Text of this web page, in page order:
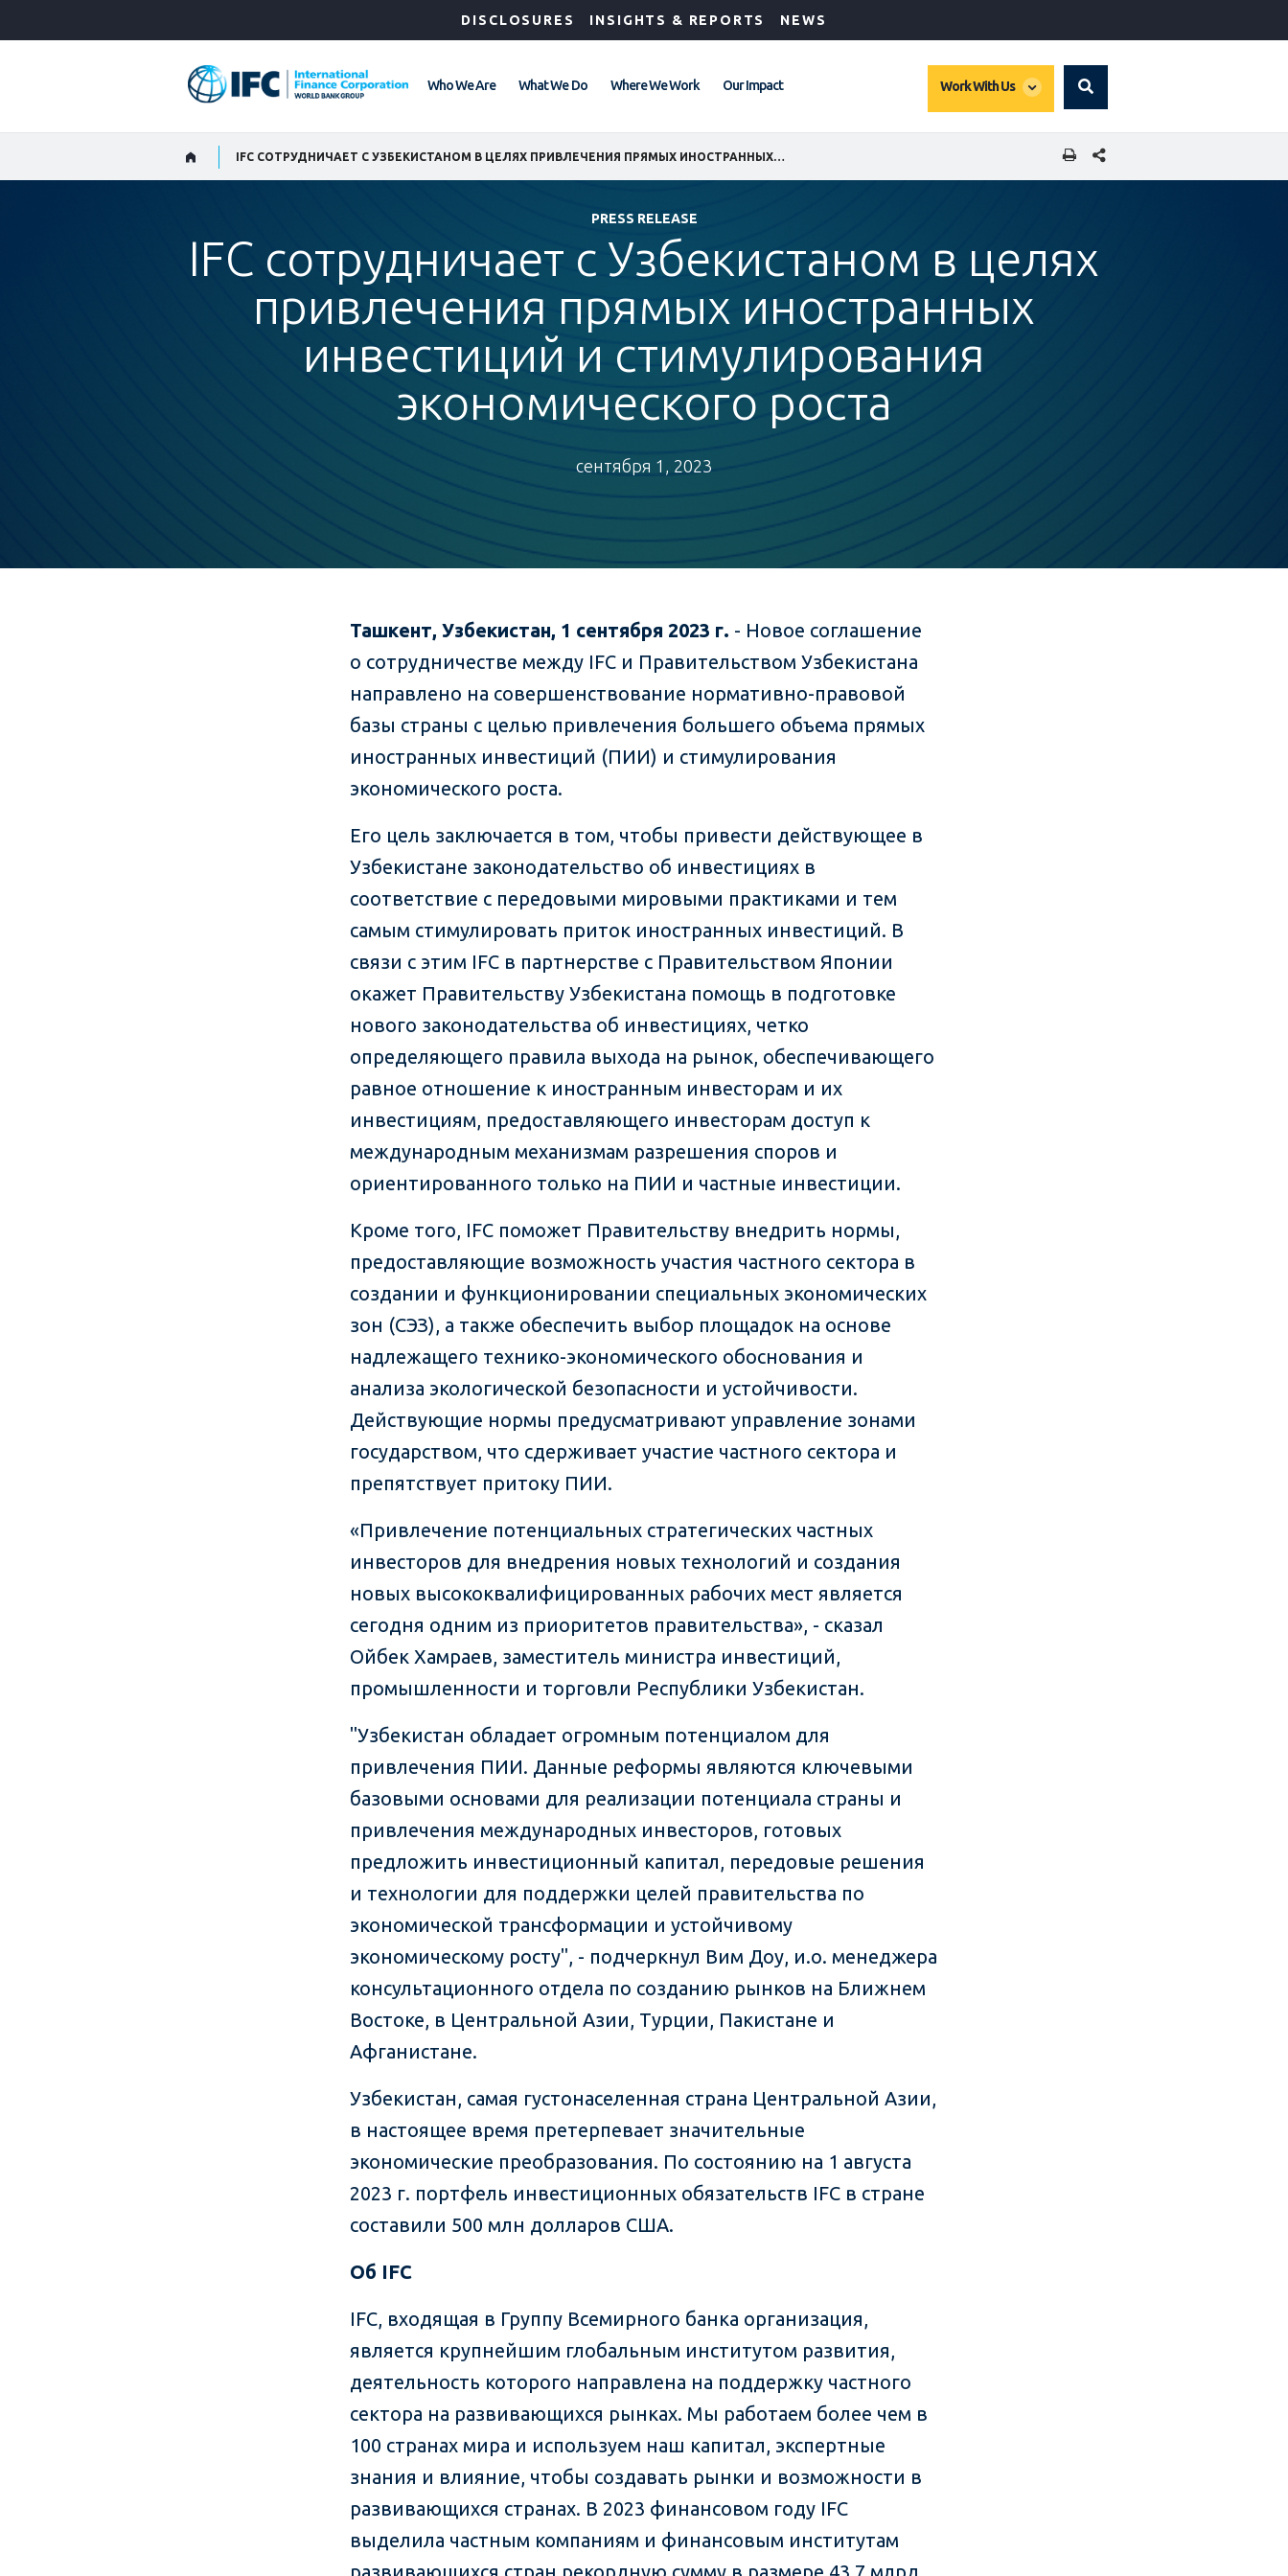
DISCLOSURES INSIGHTS & REPORTS NEWS
Who We Are What We Do Where We Work Our Impact Work With Us
global
Search
SHARE THIS PAGE
PRESS RELEASE
IFC сотрудничает с Узбекистаном в целях
привлечения прямых иностранных
инвестиций и стимулирования
экономического роста
сентября 1, 2023
Ташкент, Узбекистан, 1 сентября 2023 г. - Новое соглашение
о сотрудничестве между IFC и Правительством Узбекистана
направлено на совершенствование нормативно-правовой
базы страны с целью привлечения большего объема прямых
иностранных инвестиций (ПИИ) и стимулирования
экономического роста.
Его цель заключается в том, чтобы привести действующее в
Узбекистане законодательство об инвестициях в
соответствие с передовыми мировыми практиками и тем
самым стимулировать приток иностранных инвестиций. В
связи с этим IFC в партнерстве с Правительством Японии
окажет Правительству Узбекистана помощь в подготовке
нового законодательства об инвестициях, четко
определяющего правила выхода на рынок, обеспечивающего
равное отношение к иностранным инвесторам и их
инвестициям, предоставляющего инвесторам доступ к
международным механизмам разрешения споров и
ориентированного только на ПИИ и частные инвестиции.
Кроме того, IFC поможет Правительству внедрить нормы,
предоставляющие возможность участия частного сектора в
создании и функционировании специальных экономических
зон (СЭЗ), а также обеспечить выбор площадок на основе
надлежащего технико-экономического обоснования и
анализа экологической безопасности и устойчивости.
Действующие нормы предусматривают управление зонами
государством, что сдерживает участие частного сектора и
препятствует притоку ПИИ.
«Привлечение потенциальных стратегических частных
инвесторов для внедрения новых технологий и создания
новых высококвалифицированных рабочих мест является
сегодня одним из приоритетов правительства», - сказал
Ойбек Хамраев, заместитель министра инвестиций,
промышленности и торговли Республики Узбекистан.
"Узбекистан обладает огромным потенциалом для
привлечения ПИИ. Данные реформы являются ключевыми
базовыми основами для реализации потенциала страны и
привлечения международных инвесторов, готовых
предложить инвестиционный капитал, передовые решения
и технологии для поддержки целей правительства по
экономической трансформации и устойчивому
экономическому росту", - подчеркнул Вим Доу, и.о. менеджера
консультационного отдела по созданию рынков на Ближнем
Востоке, в Центральной Азии, Турции, Пакистане и
Афганистане.
Узбекистан, самая густонаселенная страна Центральной Азии,
в настоящее время претерпевает значительные
экономические преобразования. По состоянию на 1 августа
2023 г. портфель инвестиционных обязательств IFC в стране
составили 500 млн долларов США.
Об IFC
IFC, входящая в Группу Всемирного банка организация,
является крупнейшим глобальным институтом развития,
деятельность которого направлена на поддержку частного
сектора на развивающихся рынках. Мы работаем более чем в
100 странах мира и используем наш капитал, экспертные
знания и влияние, чтобы создавать рынки и возможности в
развивающихся странах. В 2023 финансовом году IFC
выделила частным компаниям и финансовым институтам